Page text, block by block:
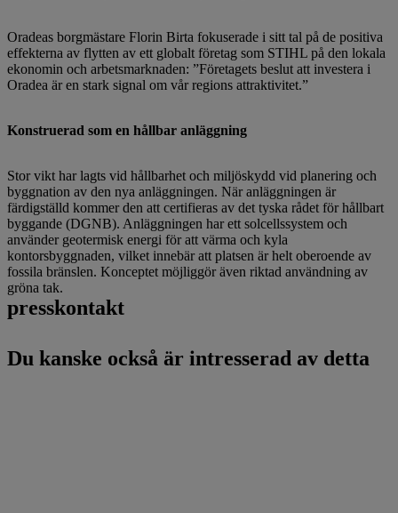
Oradeas borgmästare Florin Birta fokuserade i sitt tal på de positiva
effekterna av flytten av ett globalt företag som STIHL på den lokala
ekonomin och arbetsmarknaden: ”Företagets beslut att investera i
Oradea är en stark signal om vår regions attraktivitet.”
Konstruerad som en hållbar anläggning
Stor vikt har lagts vid hållbarhet och miljöskydd vid planering och
byggnation av den nya anläggningen. När anläggningen är
färdigställd kommer den att certifieras av det tyska rådet för hållbart
byggande (DGNB). Anläggningen har ett solcellssystem och
använder geotermisk energi för att värma och kyla
kontorsbyggnaden, vilket innebär att platsen är helt oberoende av
fossila bränslen. Konceptet möjliggör även riktad användning av
gröna tak.
presskontakt
Du kanske också är intresserad av detta